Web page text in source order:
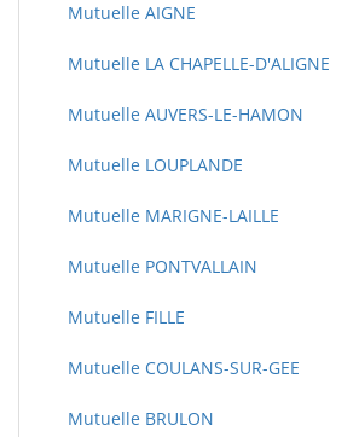
Mutuelle AIGNE
Mutuelle LA CHAPELLE-D'ALIGNE
Mutuelle AUVERS-LE-HAMON
Mutuelle LOUPLANDE
Mutuelle MARIGNE-LAILLE
Mutuelle PONTVALLAIN
Mutuelle FILLE
Mutuelle COULANS-SUR-GEE
Mutuelle BRULON